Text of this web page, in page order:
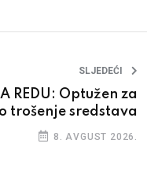
SLJEDEĆI
REDU: Optužen za
trošenje sredstava
8. AVGUST 2026.